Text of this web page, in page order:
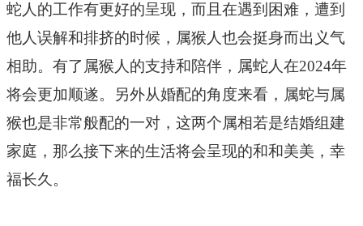
蛇人的工作有更好的呈现，而且在遇到困难，遭到
他人误解和排挤的时候，属猴人也会挺身而出义气
相助。有了属猴人的支持和陪伴，属蛇人在2024年
将会更加顺遂。另外从婚配的角度来看，属蛇与属
猴也是非常般配的一对，这两个属相若是结婚组建
家庭，那么接下来的生活将会呈现的和和美美，幸
福长久。